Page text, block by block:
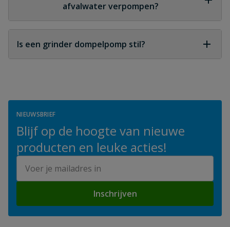
afvalwater verpompen?
Afhankelijk van het model kan dit tientallen meters
horizontaal en meerdere meters verticaal zijn.
Is een grinder dompelpomp stil?
NIEUWSBRIEF
Blijf op de hoogte van nieuwe
producten en leuke acties!
Inschrijven